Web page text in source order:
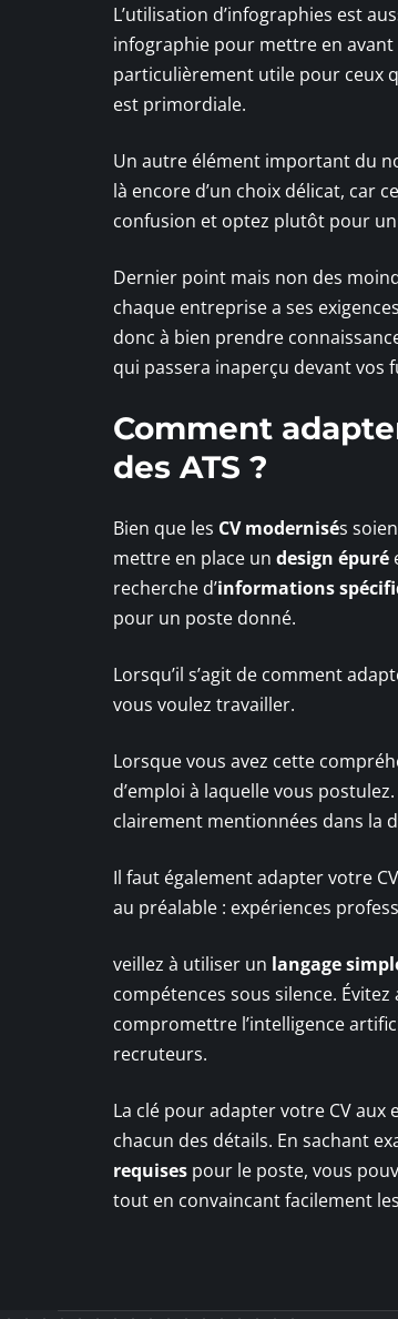
L’utilisation d’infographies est
infographie pour mettre en
particulièrement utile pour ceux
est primordiale.
Un autre élément important du
là encore d’un choix délicat, car
confusion et optez plutôt pour
Dernier point mais non des
chaque entreprise a ses
donc à bien prendre
qui passera inaperçu devant vos
Comment
des ATS ?
Bien que les CV modernisés
mettre en place un design épuré
recherche d’informations
pour un poste donné.
Lorsqu’il s’agit de comment
vous voulez travailler.
Lorsque vous avez cette
d’emploi à laquelle vous
clairement mentionnées dans la
Il faut également adapter votre
au préalable : expériences
veillez à utiliser un langage
compétences sous silence.
compromettre l’intelligence
recruteurs.
La clé pour adapter votre CV aux
chacun des détails. En sachant
requises pour le poste, vous
tout en convaincant facilement